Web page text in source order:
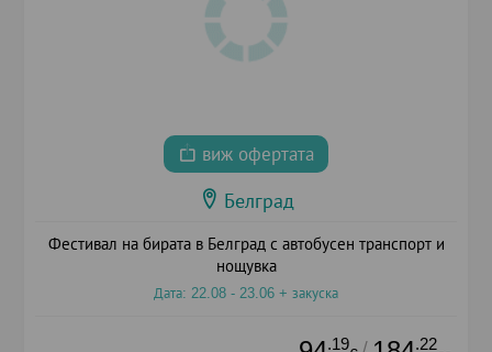
виж офертата
Белград
Фестивал на бирата в Белград с автобусен транспорт и
нощувка
Дата: 22.08 - 23.06 + закуска
.19 / .22